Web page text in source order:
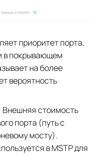
приоритет порта,
в покрывающем
на более
вероятность
Внешняя стоимость
порта (путь с
мосту).
в MSTP для